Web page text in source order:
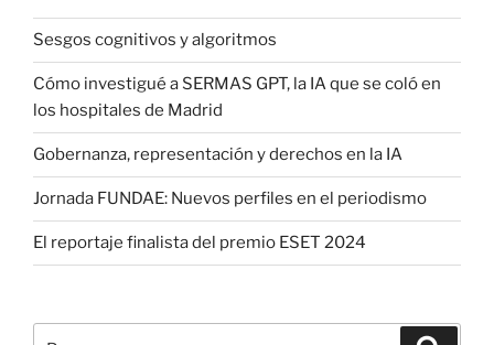
Sesgos cognitivos y algoritmos
Cómo investigué a SERMAS GPT, la IA que se coló en
los hospitales de Madrid
Gobernanza, representación y derechos en la IA
Jornada FUNDAE: Nuevos perfiles en el periodismo
El reportaje finalista del premio ESET 2024